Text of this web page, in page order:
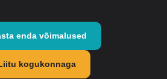
enda võimalused
kogukonnaga